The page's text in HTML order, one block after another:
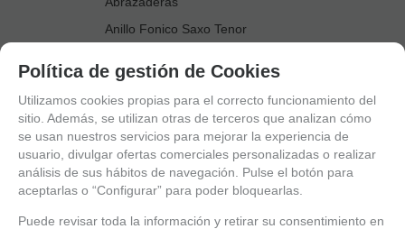
Anillo Fonico Saxo Tenor
Boquillas
Boquilleros
Cañas
Cortacañas
Deflector Saxo Tenor
Política de gestión de Cookies
Utilizamos cookies propias para el correcto funcionamiento del
sitio. Además, se utilizan otras de terceros que analizan cómo
se usan nuestros servicios para mejorar la experiencia de
usuario, divulgar ofertas comerciales personalizadas o realizar
análisis de sus hábitos de navegación. Pulse el botón para
aceptarlas o “Configurar” para poder bloquearlas.
Puede revisar toda la información y retirar su consentimiento en